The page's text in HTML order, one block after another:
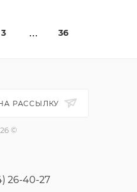
3 36
РАССЫЛКУ
©
26-40-27